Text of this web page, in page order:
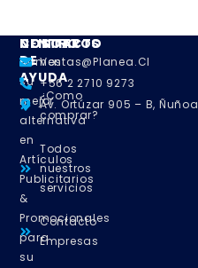
NOSOTROS
Somos
su
mejor
alternativa
en
Artículos
Publicitarios
&
Promocionales
para
su
CENTRO
DE
AYUDA
¿Como
comprar?
Todos
nuestros
servicios
Contacto
Empresas
CONTACTO
Ventas@planea.cl
+56 2 2710 9273
Av. Ortúzar 905 – B, Ñuñoa